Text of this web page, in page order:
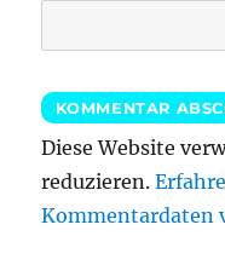
Diese Website
reduzieren.
Kommentardaten